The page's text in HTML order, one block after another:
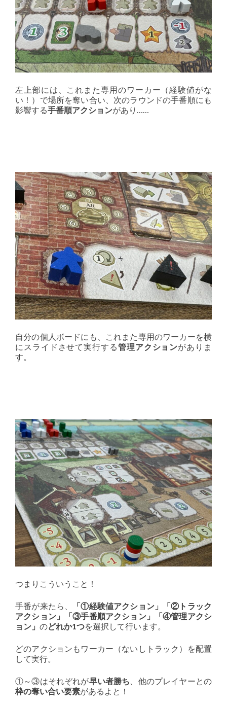
左上部には、これまた専用のワーカー（経験値がな
い！）で場所を奪い合い、次のラウンドの手番順にも
影響する手番順アクションがあり……
自分の個人ボードにも、これまた専用のワーカーを横
にスライドさせて実行する管理アクションがありま
す。
つまりこういうこと！
手番が来たら、
「①経験値アクション」「②トラック
アクション」「③手番順アクション」「④管理アクシ
ョン」 のどれか1つを選択して行います。
どのアクションもワーカー（ないしトラック）を配置
して実行。
①～③はそれぞれが早い者勝ち 、他のプレイヤーとの
枠の奪い合い要素があるよと！